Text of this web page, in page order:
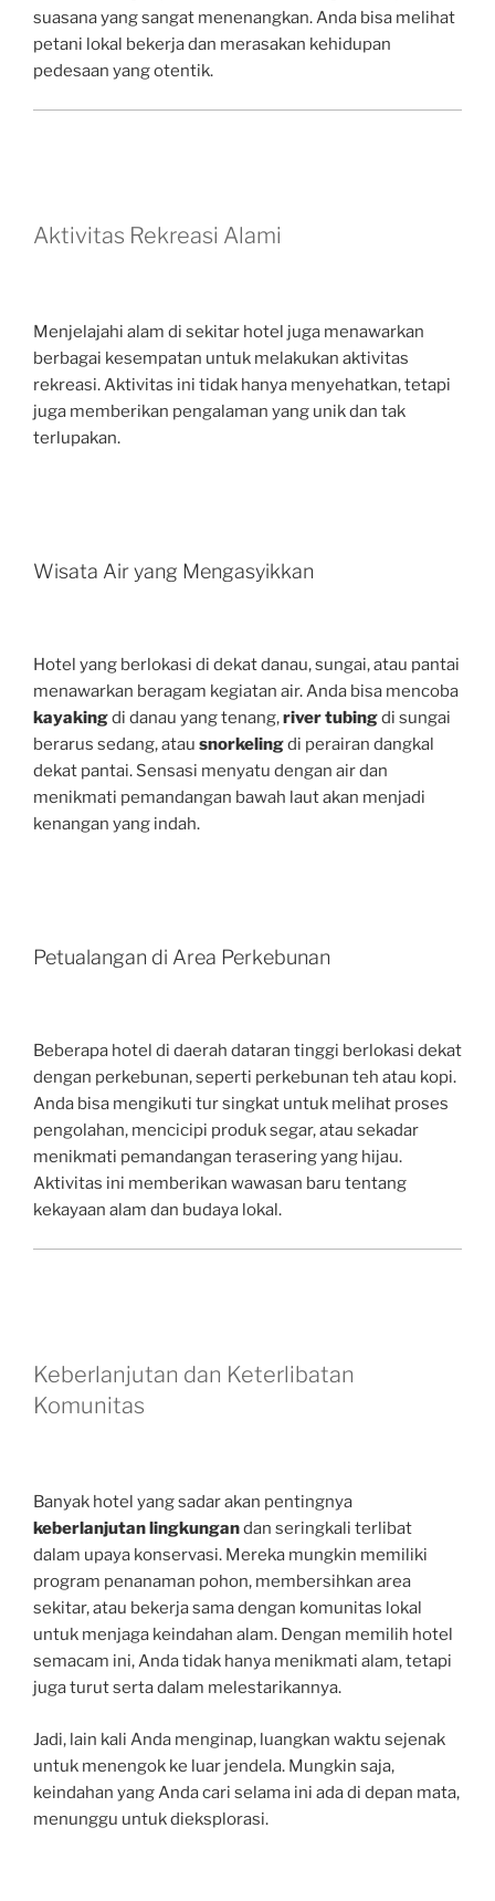
suasana yang sangat menenangkan. Anda bisa melihat
petani lokal bekerja dan merasakan kehidupan
pedesaan yang otentik.
Aktivitas Rekreasi Alami
Menjelajahi alam di sekitar hotel juga menawarkan
berbagai kesempatan untuk melakukan aktivitas
rekreasi. Aktivitas ini tidak hanya menyehatkan, tetapi
juga memberikan pengalaman yang unik dan tak
terlupakan.
Wisata Air yang Mengasyikkan
Hotel yang berlokasi di dekat danau, sungai, atau pantai
menawarkan beragam kegiatan air. Anda bisa mencoba
kayakingdi danau yang tenang,river tubingdi sungai
berarus sedang, atau snorkelingdi perairan dangkal
dekat pantai. Sensasi menyatu dengan air dan
menikmati pemandangan bawah laut akan menjadi
kenangan yang indah.
Petualangan di Area Perkebunan
Beberapa hotel di daerah dataran tinggi berlokasi dekat
dengan perkebunan, seperti perkebunan teh atau kopi.
Anda bisa mengikuti tur singkat untuk melihat proses
pengolahan, mencicipi produk segar, atau sekadar
menikmati pemandangan terasering yang hijau.
Aktivitas ini memberikan wawasan baru tentang
kekayaan alam dan budaya lokal.
Keberlanjutan dan Keterlibatan
Komunitas
Banyak hotel yang sadar akan pentingnya
keberlanjutan lingkungandan seringkali terlibat
dalam upaya konservasi. Mereka mungkin memiliki
program penanaman pohon, membersihkan area
sekitar, atau bekerja sama dengan komunitas lokal
untuk menjaga keindahan alam. Dengan memilih hotel
semacam ini, Anda tidak hanya menikmati alam, tetapi
juga turut serta dalam melestarikannya.
Jadi, lain kali Anda menginap, luangkan waktu sejenak
untuk menengok ke luar jendela. Mungkin saja,
keindahan yang Anda cari selama ini ada di depan mata,
menunggu untuk dieksplorasi.